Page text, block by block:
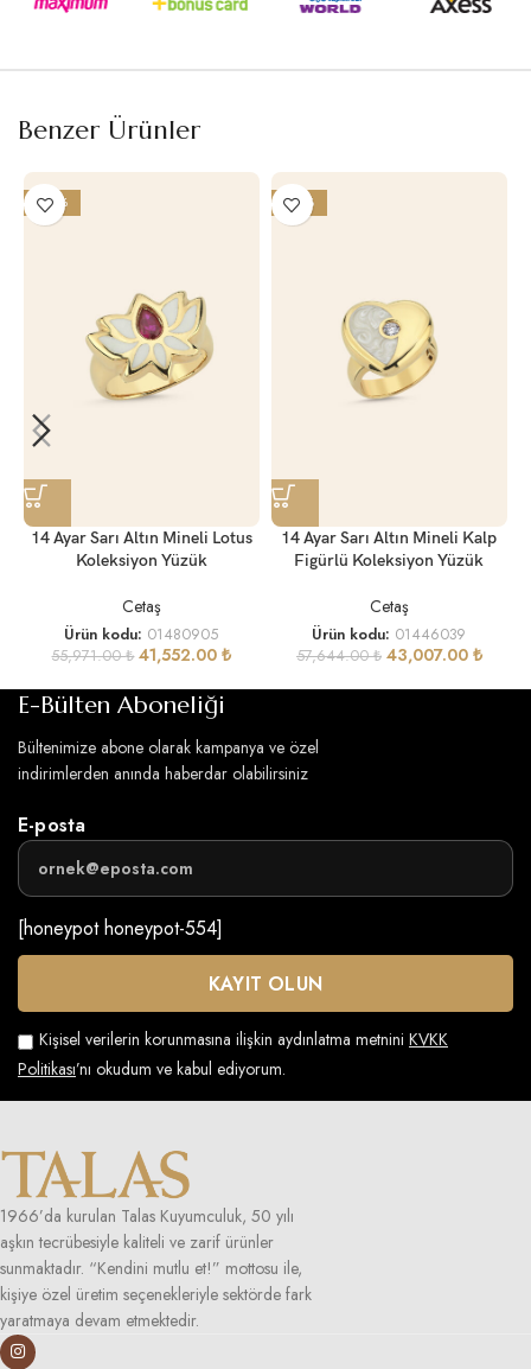
Benzer Ürünler
-26%
14 Ayar Sarı Altın Mineli Lotus
Koleksiyon Yüzük
Cetaş
Ürün kodu: 01480905
55,971.00₺ 41,552.00₺
-25%
14 Ayar Sarı Altın Mineli Kalp
Figürlü Koleksiyon Yüzük
Cetaş
Ürün kodu: 01446039
57,644.00₺ 43,007.00 ₺
E-Bülten Aboneliği
Bültenimize abone olarak kampanya ve özel
indirimlerden anında haberdar olabilirsiniz
E-posta
[honeypot honeypot-554]
Kişisel verilerin korunmasına ilişkin aydınlatma metnini KVKK
Politikası’nı okudum ve kabul ediyorum.
1966’da kurulan Talas Kuyumculuk, 50 yılı
aşkın tecrübesiyle kaliteli ve zarif ürünler
sunmaktadır. “Kendini mutlu et!” mottosu ile,
kişiye özel üretim seçenekleriyle sektörde fark
yaratmaya devam etmektedir.